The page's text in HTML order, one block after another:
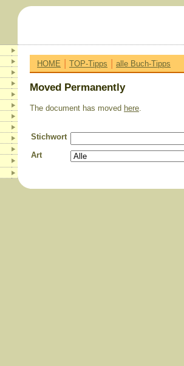
HOME | TOP-Tipps | alle Buch-Tipps
Moved Permanently
The document has moved here.
Stichwort
Art